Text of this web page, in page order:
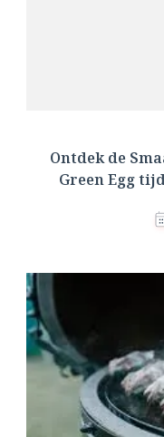
Ontdek de
Green Egg